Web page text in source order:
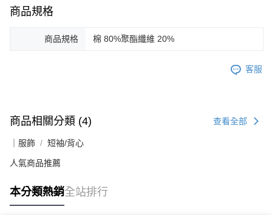
商品規格
商品規格 棉 80%聚酯纖維 20%
客服
商品相關分類 (4) 查看全部
｜服飾 短袖/背心
人氣商品推薦
本分類熱銷全站排行